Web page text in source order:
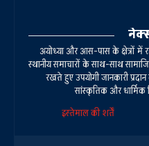
अयोध्या और आस-पास के क्षेत्रों में
स्थानीय समाचारों के साथ-साथ
रखते हुए उपयोगी जानकारी
सांस्कृतिक और धार्मिक
इस्तेमाल की शर्तें